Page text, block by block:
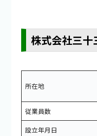
株式会社三十
所在地
従業員数
設立年月日